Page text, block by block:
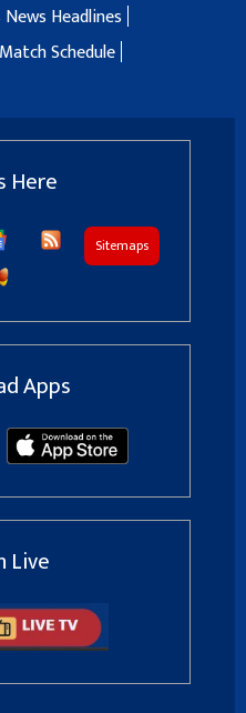
Headlines
Schedule
Here
Sitemaps
Apps
Live